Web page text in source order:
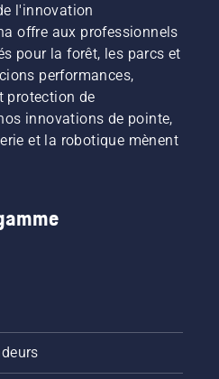
l'innovation
offre aux professionnels
pour la forêt, les parcs et
performances,
protection de
innovations de pointe,
et la robotique mènent